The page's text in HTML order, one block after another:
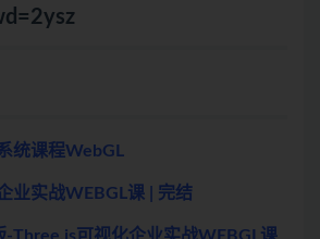
统课程WebGL
业实战WEBGL课 | 完结